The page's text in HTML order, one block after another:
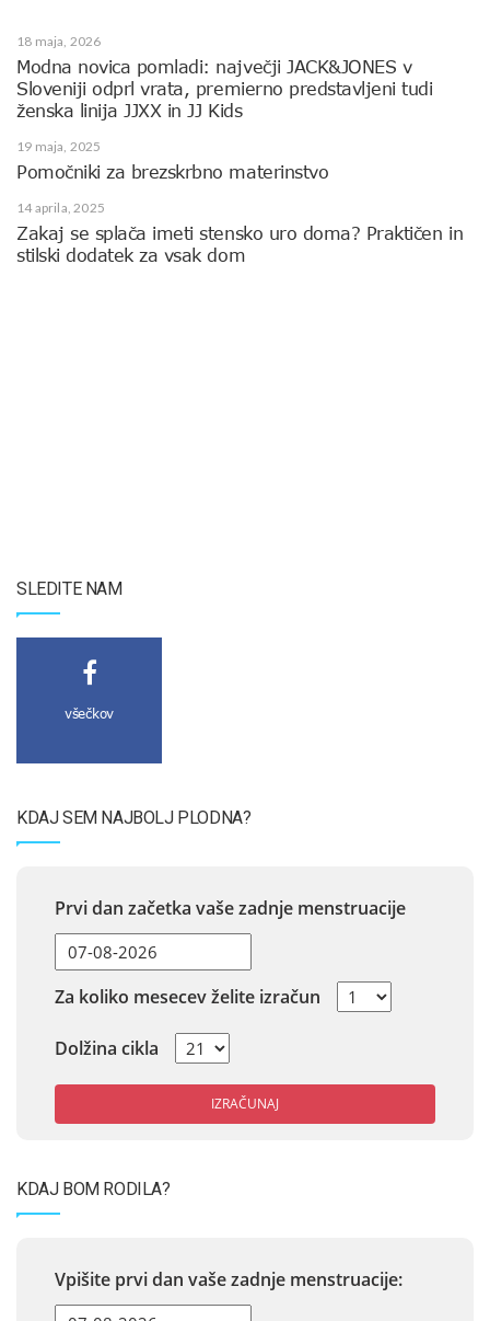
18 maja, 2026
Modna novica pomladi: največji JACK&JONES v
Sloveniji odprl vrata, premierno predstavljeni tudi
ženska linija JJXX in JJ Kids
19 maja, 2025
Pomočniki za brezskrbno materinstvo
14 aprila, 2025
Zakaj se splača imeti stensko uro doma? Praktičen in
stilski dodatek za vsak dom
SLEDITE NAM
všečkov
KDAJ SEM NAJBOLJ PLODNA?
Prvi dan začetka vaše zadnje menstruacije
Za koliko mesecev želite izračun
Dolžina cikla
IZRAČUNAJ
KDAJ BOM RODILA?
Vpišite prvi dan vaše zadnje menstruacije: